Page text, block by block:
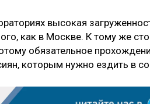
высокая
как в Москве. К тому же
обязательное
которым нужно ездить в